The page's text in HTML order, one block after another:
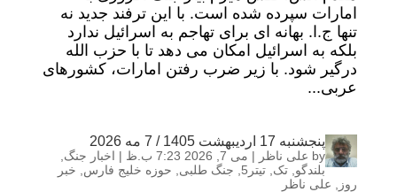
امارات سپرده شده است. با این ترفند جدید نه
تنها ج.ا. بهانه ای برای تهاجم به اسرائیل ندارد
بلکه به اسرائیل امکان می دهد تا با حزب الله
درگیر شود. با زیر ضرب رفتن امارات، کشورهای
عربی...
پنجشنبه 17 اردیبهشت 1405 / 7 مه 2026
by علی ناظر | می 7, 2026 7:23 ب.ظ | اخبار جنگ
بلندگو تک تیتر5 جنگ طلبی حوزه خلیج فارس
خبر
روز
علی ناظر